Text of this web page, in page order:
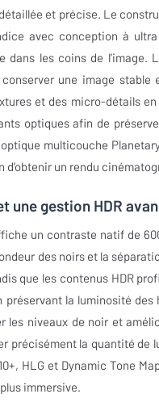
détaillée et précise. Le
avec conception à
dans les coins de
une image
et des micro-détails
optiques afin de
multicouche
d’obtenir un rendu
une gestion HDR
un contraste natif de
des noirs et la
que les contenus HDR
préservant la luminosité
les niveaux de noir et
précisément la quantité
HLG et Dynamic Tone
immersive.